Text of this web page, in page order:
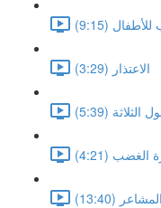
(9:15)
الاعتذار (3:29)
(5:39)
الغضب (4:21)
(13:40)